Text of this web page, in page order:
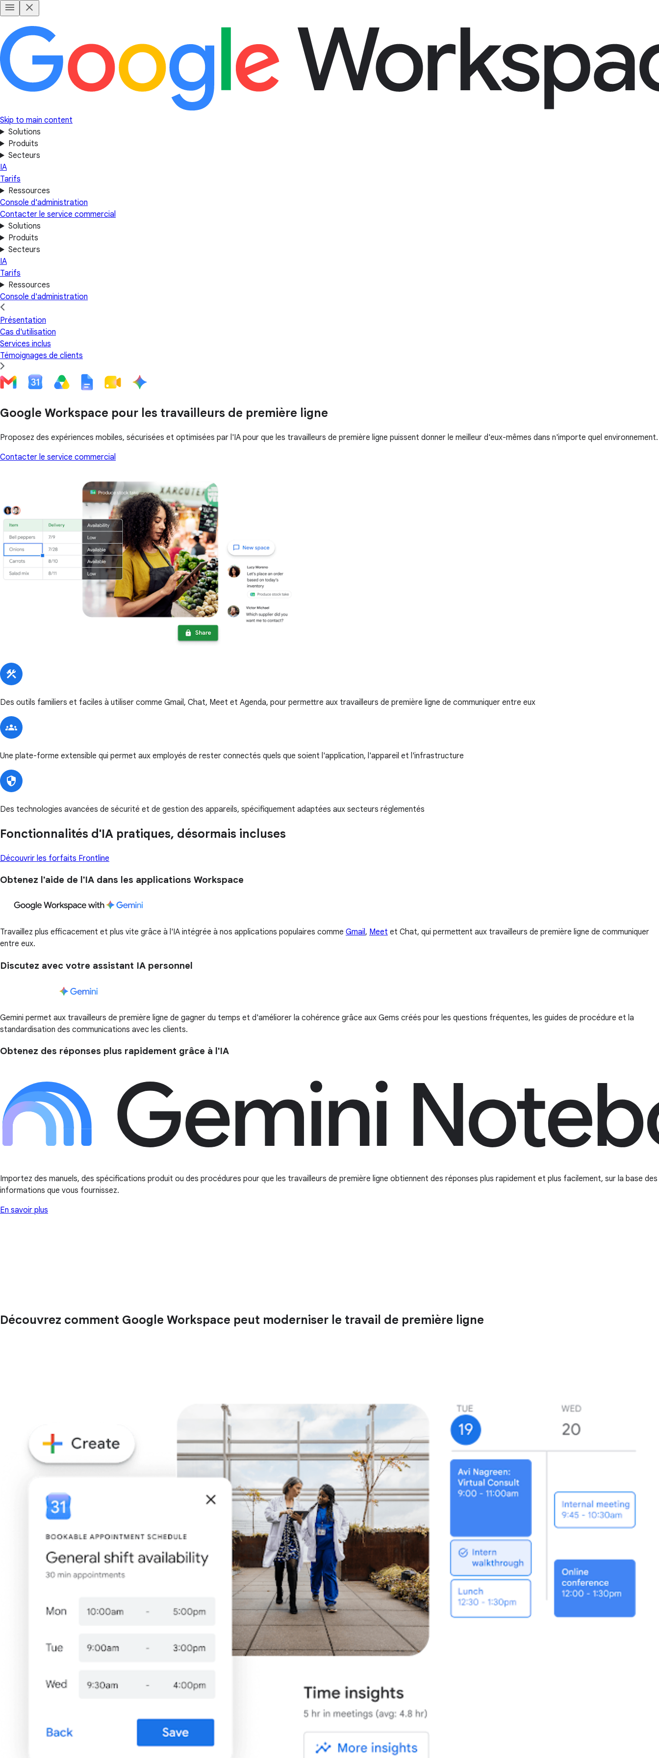
Skip to main content
Solutions
Produits
Secteurs
IA
Tarifs
Ressources
Console d'administration
Contacter le service commercial
Solutions
Produits
Secteurs
IA
Tarifs
Ressources
Console d'administration
Présentation
Cas d'utilisation
Services inclus
Témoignages de clients
Google Workspace pour les travailleurs de première ligne
Proposez des expériences mobiles, sécurisées et optimisées par l'IA pour que les travailleurs de première ligne puissent donner le meilleur d'eux-mêmes dans n'importe quel environnement.
Contacter le service commercial
Des outils familiers et faciles à utiliser comme Gmail, Chat, Meet et Agenda, pour permettre aux travailleurs de première ligne de communiquer entre eux
Une plate-forme extensible qui permet aux employés de rester connectés quels que soient l'application, l'appareil et l'infrastructure
Des technologies avancées de sécurité et de gestion des appareils, spécifiquement adaptées aux secteurs réglementés
Fonctionnalités d'IA pratiques, désormais incluses
Découvrir les forfaits Frontline
Obtenez l'aide de l'IA dans les applications Workspace
Travaillez plus efficacement et plus vite grâce à l'IA intégrée à nos applications populaires comme Gmail, Meet et Chat, qui permettent aux travailleurs de première ligne de communiquer
entre eux.
Discutez avec votre assistant IA personnel
Gemini permet aux travailleurs de première ligne de gagner du temps et d'améliorer la cohérence grâce aux Gems créés pour les questions fréquentes, les guides de procédure et la
standardisation des communications avec les clients.
Obtenez des réponses plus rapidement grâce à l'IA
Importez des manuels, des spécifications produit ou des procédures pour que les travailleurs de première ligne obtiennent des réponses plus rapidement et plus facilement, sur la base des
informations que vous fournissez.
En savoir plus
Découvrez comment Google Workspace peut moderniser le travail de première ligne